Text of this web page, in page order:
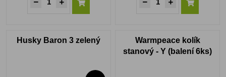
Husky Baron 3 zelený
Warmpeace kolík
stanový - Y (balení 6ks)